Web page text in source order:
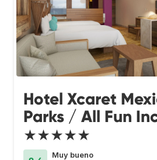
Hotel Xcaret
Parks / All Fun
★★★★★
Muy bueno